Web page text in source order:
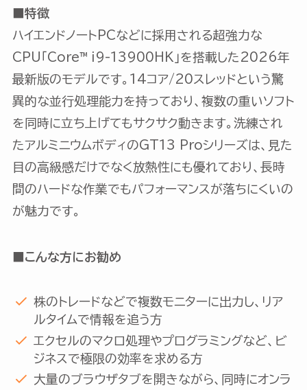
■特徴
ハイエンドノートPCなどに採用される超強力な
CPU「Core™ i9-13900HK」を搭載した2026年
最新版のモデルです。14コア/20スレッドという驚
異的な並行処理能力を持っており、複数の重いソフト
を同時に立ち上げてもサクサク動きます。洗練され
たアルミニウムボディのGT13 Proシリーズは、見た
目の高級感だけでなく放熱性にも優れており、長時
間のハードな作業でもパフォーマンスが落ちにくいの
が魅力です。
■こんな方にお勧め
株のトレードなどで複数モニターに出力し、リア
ルタイムで情報を追う方
エクセルのマクロ処理やプログラミングなど、ビ
ジネスで極限の効率を求める方
大量のブラウザタブを開きながら、同時にオンラ